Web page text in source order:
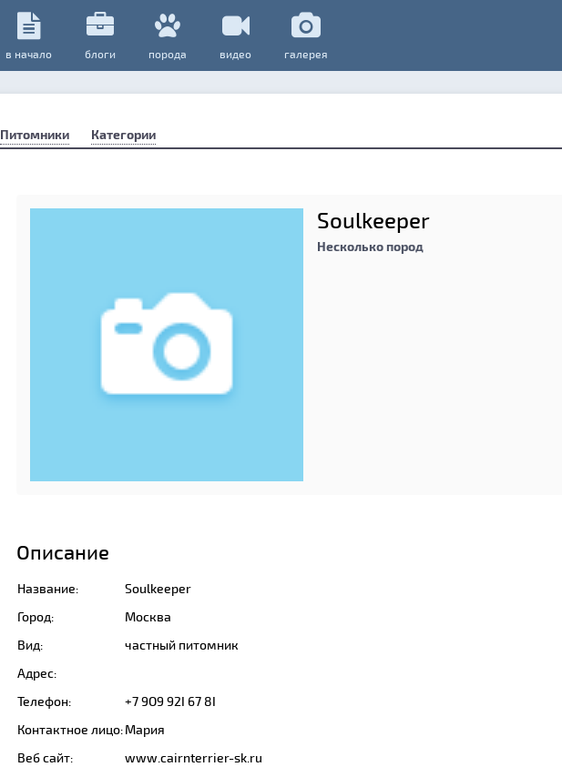
в начало блоги порода видео галерея
Питомники Категории
Soulkeeper
Несколько пород
Описание
Название:
Soulkeeper
Город:
Москва
Вид:
частный питомник
Адрес:
Телефон:
+7 9О9 92I 67 8I
Контактное лицо:Мария
Веб сайт:
www.cairnterrier-sk.ru